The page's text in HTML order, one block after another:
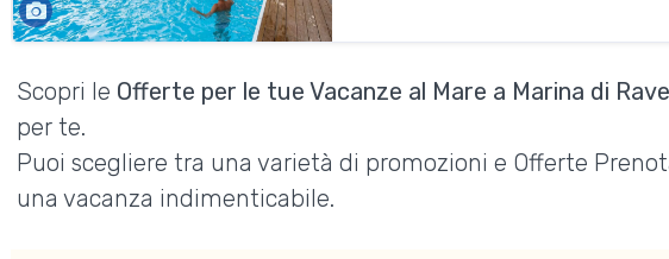
Scopri le Offerte per le tue Vacanze al Mare a Marina di
per te.
Puoi scegliere tra una varietà di promozioni e Offerte
una vacanza indimenticabile.